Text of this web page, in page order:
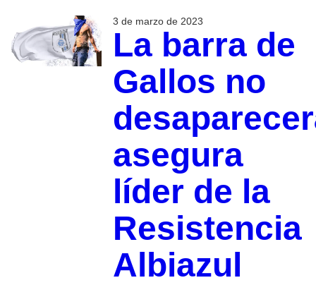
3 de marzo de 2023
La barra de
Gallos no
asegura
líder de la
Resistencia
Albiazul